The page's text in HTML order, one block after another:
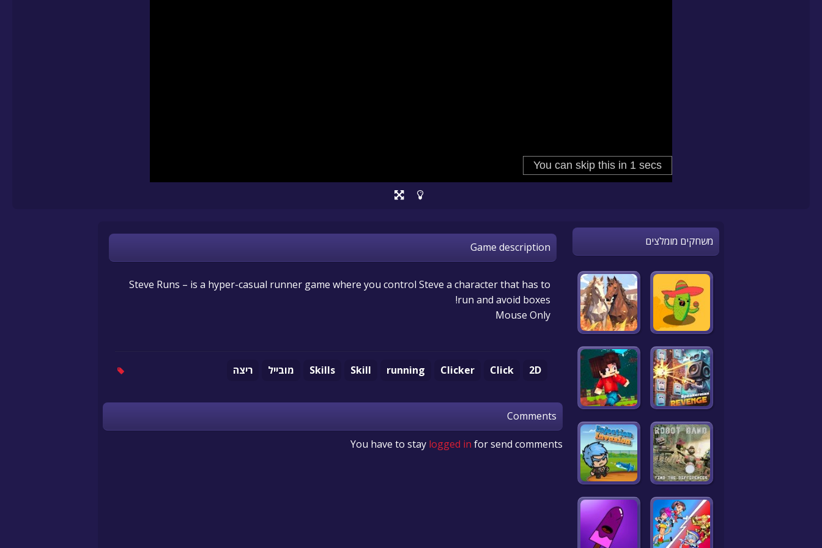
Game description
Steve Runs – is a hyper-casual runner game where you control Steve a character that has to
run and avoid boxes!
Mouse Only
2D
Click
Clicker
running
Skill
Skills מובייל ריצה
Comments
You have to stay logged in for send comments
משחקים מומלצים